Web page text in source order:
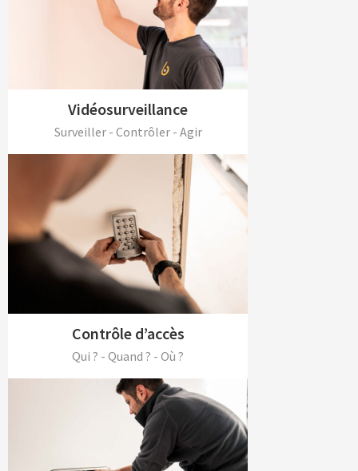
Vidéosurveillance
Surveiller - Contrôler - Agir
Contrôle d’accès
Qui ? - Quand ? - Où ?